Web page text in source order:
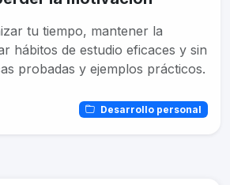
tu tiempo, mantener la
hábitos de estudio eficaces y sin
probadas y ejemplos prácticos.
Desarrollo personal